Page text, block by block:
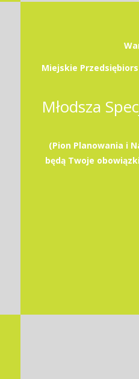
(Pion Planowania i
będą Twoje